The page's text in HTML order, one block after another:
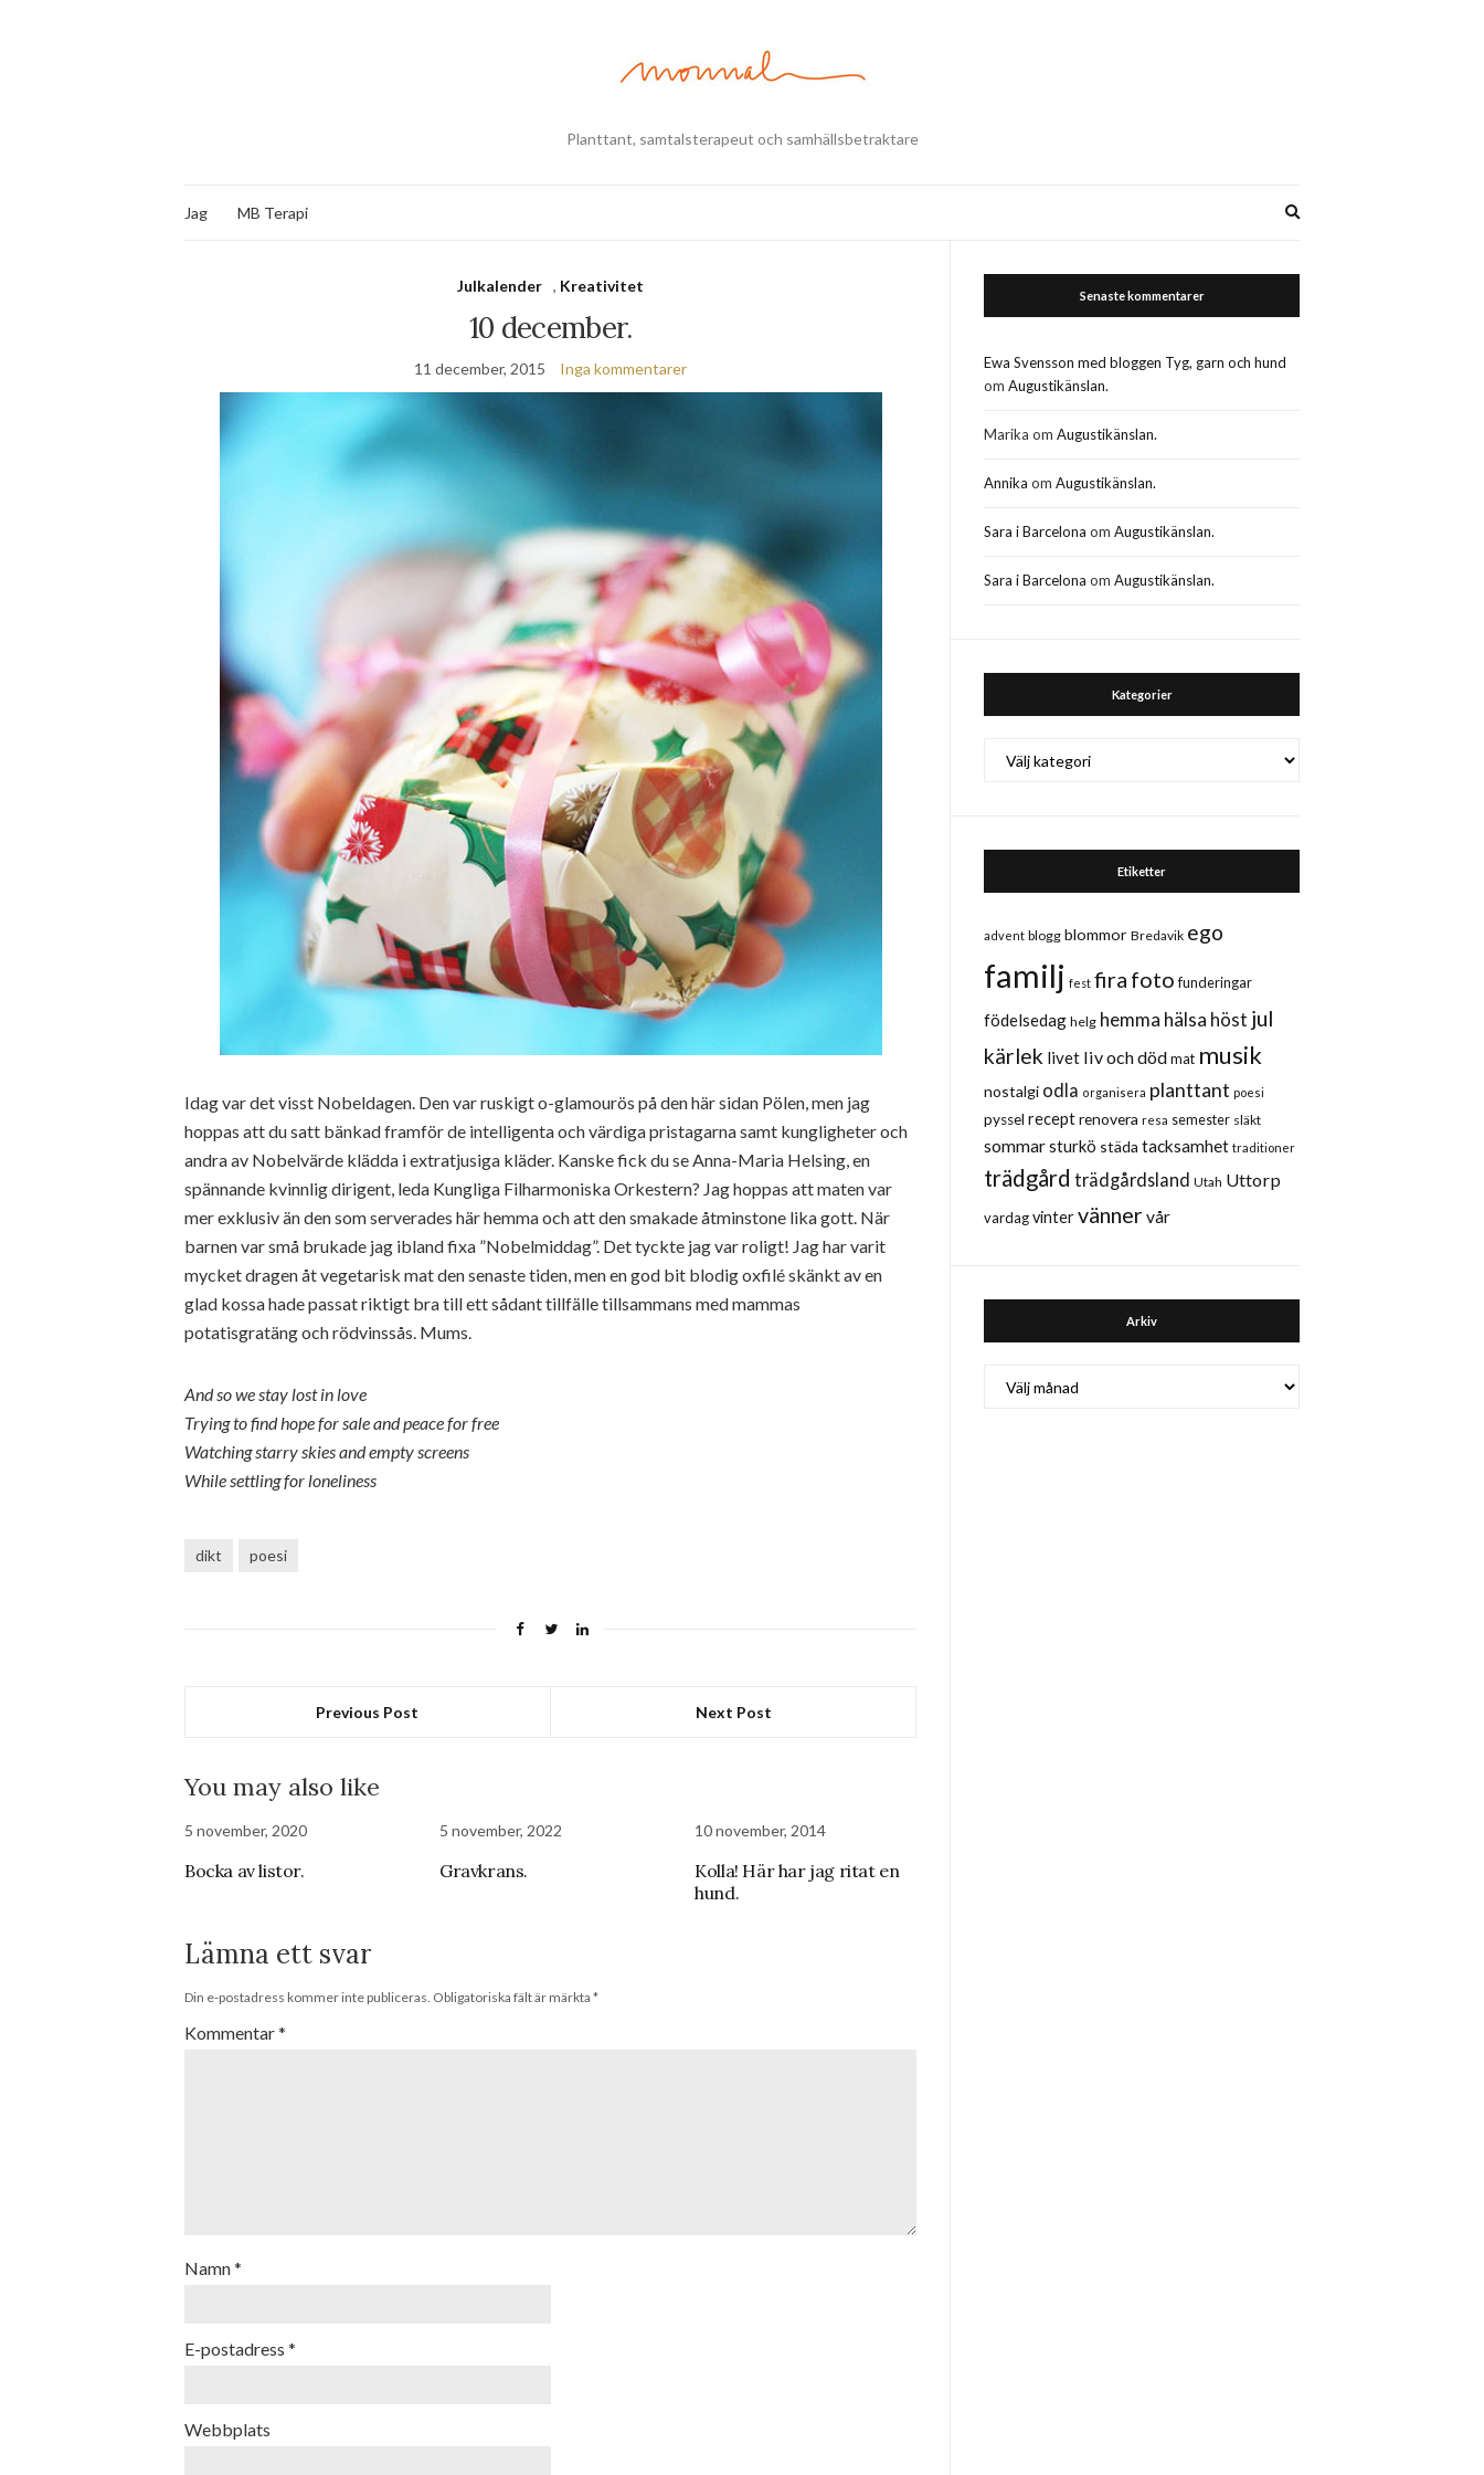
Planttant, samtalsterapeut och samhällsbetraktare
Jag MB Terapi
Julkalender , Kreativitet
10 december.
11 december, 2015 Inga kommentarer
Idag var det visst Nobeldagen. Den var ruskigt o-glamourös på den här sidan Pölen, men jag
hoppas att du satt bänkad framför de intelligenta och värdiga pristagarna samt kungligheter och
andra av Nobelvärde klädda i extratjusiga kläder. Kanske fick du se Anna-Maria Helsing, en
spännande kvinnlig dirigent, leda Kungliga Filharmoniska Orkestern? Jag hoppas att maten var
mer exklusiv än den som serverades här hemma och att den smakade åtminstone lika gott. När
barnen var små brukade jag ibland fixa ”Nobelmiddag”. Det tyckte jag var roligt! Jag har varit
mycket dragen åt vegetarisk mat den senaste tiden, men en god bit blodig oxfilé skänkt av en
glad kossa hade passat riktigt bra till ett sådant tillfälle tillsammans med mammas
potatisgratäng och rödvinssås. Mums.
And so we stay lost in love
Trying to find hope for sale and peace for free
Watching starry skies and empty screens
While settling for loneliness
dikt poesi
Previous Post Next Post
You may also like
5 november, 2020
Bocka av listor.
5 november, 2022
Gravkrans.
10 november, 2014
Kolla! Här har jag ritat en
hund.
Lämna ett svar
Din e-postadress kommer inte publiceras. Obligatoriska fält är märkta *
Kommentar*
Namn*
E-postadress *
Webbplats
Senaste kommentarer
Ewa Svensson med bloggen Tyg, garn och hund
omAugustikänslan.
Marika omAugustikänslan.
Annika omAugustikänslan.
Sara i Barcelona omAugustikänslan.
Sara i Barcelona omAugustikänslan.
Kategorier
Etiketter
advent blogg blommor Bredavik ego
familj fest fira foto funderingar
födelsedag helg hemma hälsa höst jul
kärlek livet liv och död mat musik
nostalgi odla organisera planttant poesi
pyssel receptrenovera resa semester släkt
sommarsturkö städa tacksamhet traditioner
trädgård trädgårdsland Utah Uttorp
vardag vintervänner vår
Arkiv